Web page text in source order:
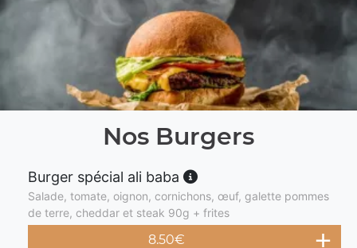
Nos Burgers
Burger spécial ali baba
Salade, tomate, oignon, cornichons, œuf, galette pommes
de terre, cheddar et steak 90g + frites
8.50€